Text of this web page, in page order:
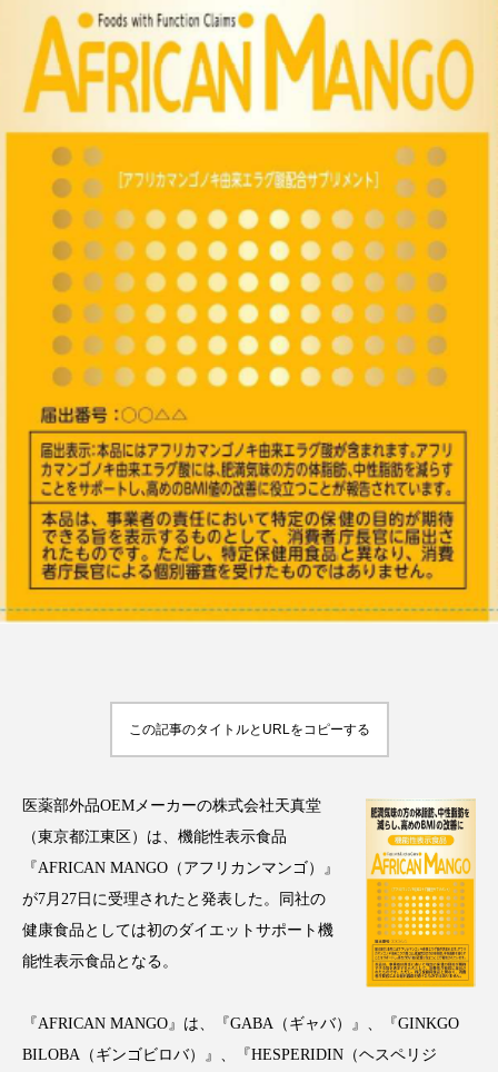
FEATURED 注目の企画
TAG LIST タグ一覧
AI B2B BeautyTech ChatGPT
Gemini Instagram SaaS SNS
アスレジャーコスメ アレルギー アロマ
アンチエイジング アンチソリチュード
インタビュー インナービューティー 冷え
インナービューティーアワード2025受賞商品
カカイオイル ガジェット キーワード
クルエルティフリー クレンジング
この記事のタイトルとURLをコピーする
医薬部外品OEMメーカーの株式会社天真堂
（東京都江東区）は、機能性表示食品
『AFRICAN MANGO（アフリカンマンゴ）』
が7月27日に受理されたと発表した。同社の
健康食品としては初のダイエットサポート機
能性表示食品となる。
『AFRICAN MANGO』は、『GABA（ギャバ）』、『GINKGO
BILOBA（ギンゴビロバ）』、『HESPERIDIN（ヘスペリジ